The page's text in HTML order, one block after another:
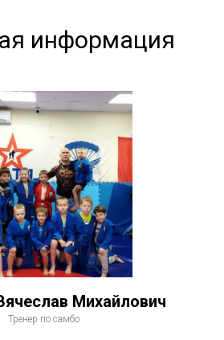
информация
Михайлович
Тренер по самбо